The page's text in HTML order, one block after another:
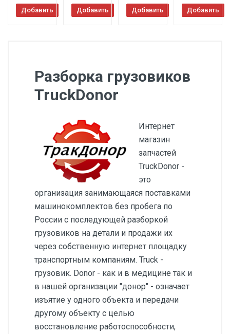
Добавить
в корзину
Добавить
в корзину
Добавить
в корзину
Добавить
в корзину
Разборка грузовиков
TruckDonor
Интернет
магазин
запчастей
TruckDonor -
это
организация занимающаяся поставками
машинокомплектов без пробега по
России с последующей разборкой
грузовиков на детали и продажи их
через собственную интернет площадку
транспортным компаниям. Truck -
грузовик. Donor - как и в медицине так и
в нашей организации "донор" - означает
изъятие у одного объекта и передачи
другому объекту с целью
восстановление работоспособности,